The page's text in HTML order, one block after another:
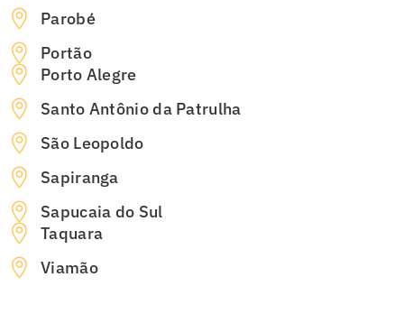
Parobé
Portão
Porto Alegre
Santo Antônio da Patrulha
São Leopoldo
Sapiranga
Sapucaia do Sul
Taquara
Viamão